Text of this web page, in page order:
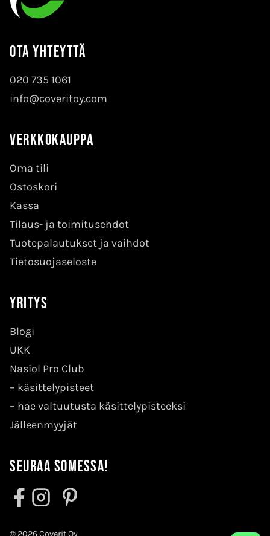
Ota yhteyttä
020 735 1061
info@coveritoy.com
Verkkokauppa
Oma tili
Ostoskori
Kassa
Tilaus- ja toimitusehdot
Tuotepalautukset ja vaihdot
Tietosuojaseloste
Yritys
Blogi
UKK
Nasiol Pro Club
– käsittelypisteet
– hae valtuutusta käsittelypisteeksi
Jälleenmyyjät
Seuraa somessa!
© 2026 Coverit Oy